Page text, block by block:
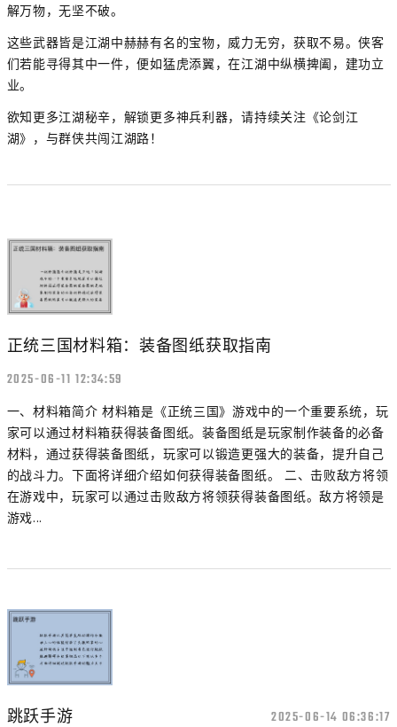
解万物，无坚不破。
这些武器皆是江湖中赫赫有名的宝物，威力无穷，获取不易。侠客
们若能寻得其中一件，便如猛虎添翼，在江湖中纵横捭阖，建功立
业。
欲知更多江湖秘辛，解锁更多神兵利器，请持续关注《论剑江
湖》，与群侠共闯江湖路！
正统三国材料箱：装备图纸获取指南
2025-06-11 12:34:59
一、材料箱简介 材料箱是《正统三国》游戏中的一个重要系统，玩
家可以通过材料箱获得装备图纸。装备图纸是玩家制作装备的必备
材料，通过获得装备图纸，玩家可以锻造更强大的装备，提升自己
的战斗力。下面将详细介绍如何获得装备图纸。 二、击败敌方将领
在游戏中，玩家可以通过击败敌方将领获得装备图纸。敌方将领是
游戏...
跳跃手游 2025-06-14 06:36:17